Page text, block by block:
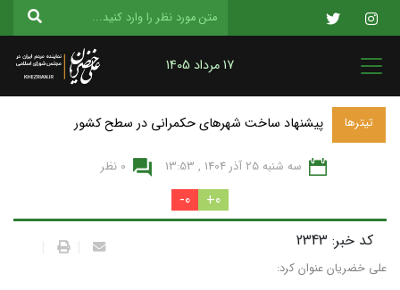
17 مرداد 1405
تیترها پیشنهاد ساخت شهرهای حکمرانی در سطح کشور
سه شنبه 25 آذر 1404 , 13:53 0 نظر
0+
0-
کد خبر: 2343
علی خضریان عنوان کرد: